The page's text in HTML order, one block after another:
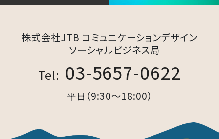
株式会社JTB コミュニケーションデザイン​
ソーシャルビジネス局​
Tel: 03-5657-0622
平日（9:30～18:00）